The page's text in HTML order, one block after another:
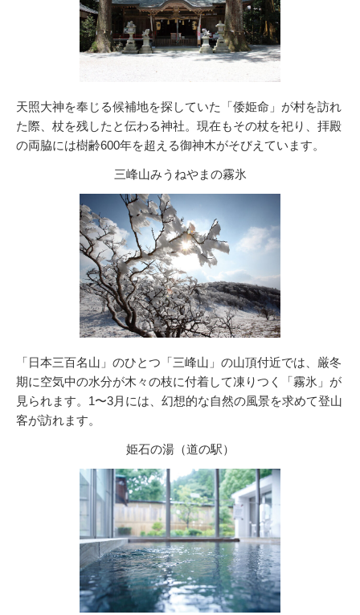
天照大神を奉じる候補地を探していた「倭姫命」が村を訪れ
た際、杖を残したと伝わる神社。現在もその杖を祀り、拝殿
の両脇には樹齢600年を超える御神木がそびえています。
三峰山みうねやまの霧氷
「日本三百名山」のひとつ「三峰山」の山頂付近では、厳冬
期に空気中の水分が木々の枝に付着して凍りつく「霧氷」が
見られます。1〜3月には、幻想的な自然の風景を求めて登山
客が訪れます。
姫石の湯（道の駅）